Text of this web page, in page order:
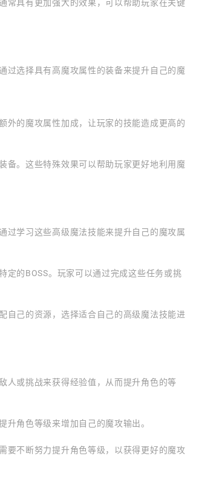
常具有更加强大的效果，可以帮助玩家在关键
过选择具有高魔攻属性的装备来提升自己的魔
外的魔攻属性加成，让玩家的技能造成更高的
备。这些特殊效果可以帮助玩家更好地利用魔
过学习这些高级魔法技能来提升自己的魔攻属
定的BOSS。玩家可以通过完成这些任务或挑
自己的资源，选择适合自己的高级魔法技能进
人或挑战来获得经验值，从而提升角色的等
角色等级来增加自己的魔攻输出。
要不断努力提升角色等级，以获得更好的魔攻